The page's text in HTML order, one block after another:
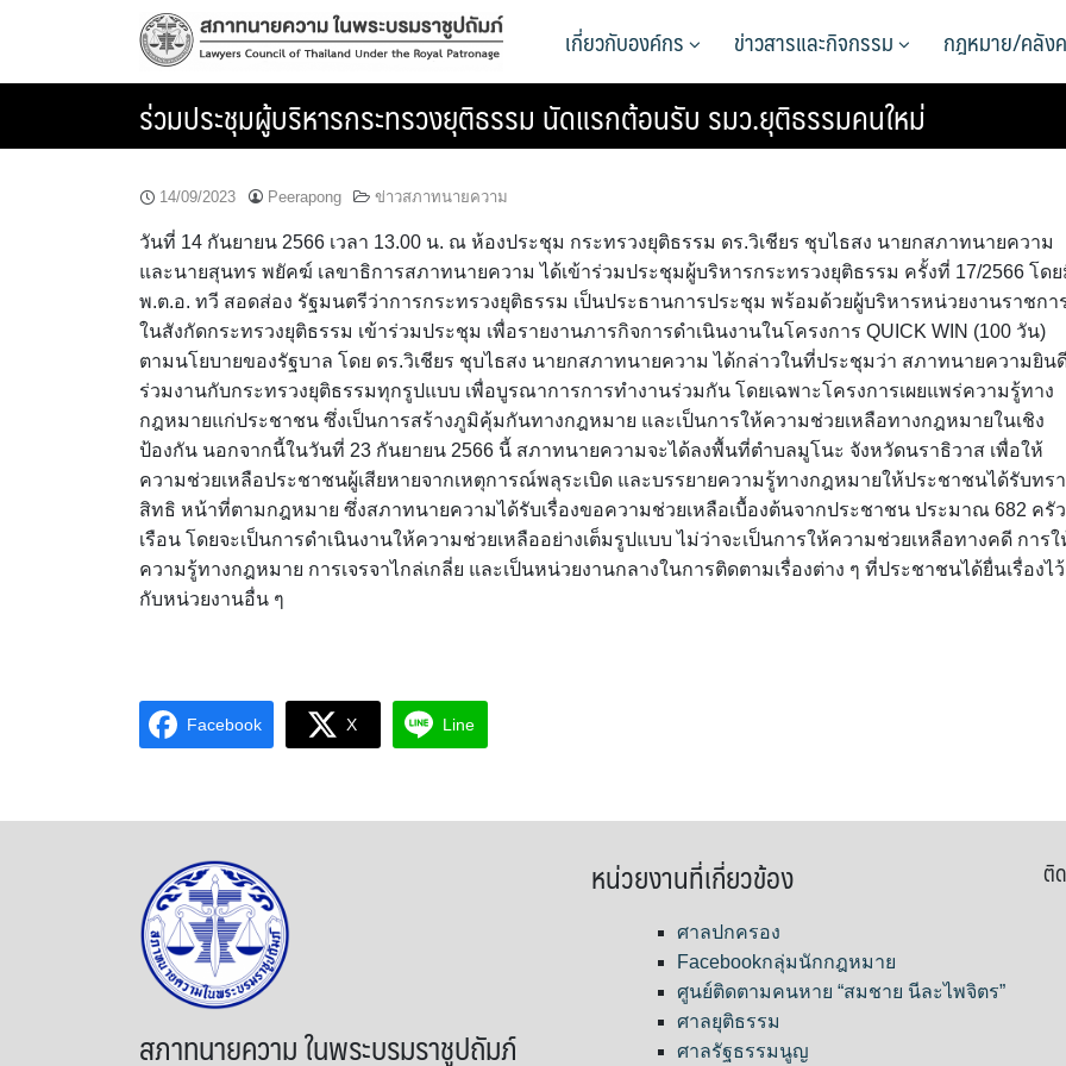
เกี่ยวกับองค์กร ข่าวสารและกิจกรรม กฎหมาย/คลัง
ร่วมประชุมผู้บริหารกระทรวงยุติธรรม นัดแรกต้อนรับ รมว.ยุติธรรมคนใหม่
14/09/2023 Peerapong ข่าวสภาทนายความ
วันที่ 14 กันยายน 2566 เวลา 13.00 น. ณ ห้องประชุม กระทรวงยุติธรรม ดร.วิเชียร ชุบไธสง นายกสภาทนายความ
และนายสุนทร พยัคฆ์ เลขาธิการสภาทนายความ ได้เข้าร่วมประชุมผู้บริหารกระทรวงยุติธรรม ครั้งที่ 17/2566 โด
พ.ต.อ. ทวี สอดส่อง รัฐมนตรีว่าการกระทรวงยุติธรรม เป็นประธานการประชุม พร้อมด้วยผู้บริหารหน่วยงานราชกา
ในสังกัดกระทรวงยุติธรรม เข้าร่วมประชุม เพื่อรายงานภารกิจการดำเนินงานในโครงการ QUICK WIN (100 วัน)
ตามนโยบายของรัฐบาล โดย ดร.วิเชียร ชุบไธสง นายกสภาทนายความ ได้กล่าวในที่ประชุมว่า สภาทนายความยิน
ร่วมงานกับกระทรวงยุติธรรมทุกรูปแบบ เพื่อบูรณาการการทำงานร่วมกัน โดยเฉพาะโครงการเผยแพร่ความรู้ทาง
กฎหมายแก่ประชาชน ซึ่งเป็นการสร้างภูมิคุ้มกันทางกฎหมาย และเป็นการให้ความช่วยเหลือทางกฎหมายในเชิง
ป้องกัน นอกจากนี้ในวันที่ 23 กันยายน 2566 นี้ สภาทนายความจะได้ลงพื้นที่ตำบลมูโนะ จังหวัดนราธิวาส เพื่อให้
ความช่วยเหลือประชาชนผู้เสียหายจากเหตุการณ์พลุระเบิด และบรรยายความรู้ทางกฎหมายให้ประชาชนได้รับทร
สิทธิ หน้าที่ตามกฎหมาย ซึ่งสภาทนายความได้รับเรื่องขอความช่วยเหลือเบื้องต้นจากประชาชน ประมาณ 682 ครัว
เรือน โดยจะเป็นการดำเนินงานให้ความช่วยเหลืออย่างเต็มรูปแบบ ไม่ว่าจะเป็นการให้ความช่วยเหลือทางคดี การใ
ความรู้ทางกฎหมาย การเจรจาไกล่เกลี่ย และเป็นหน่วยงานกลางในการติดตามเรื่องต่าง ๆ ที่ประชาชนได้ยื่นเรื่องไว้
กับหน่วยงานอื่น ๆ
Facebook X Line
สภาทนายความ ในพระบรมราชูปถัมภ์
หน่วยงานที่เกี่ยวข้อง
ศาลปกครอง
Facebookกลุ่มนักกฎหมาย
ศูนย์ติดตามคนหาย “สมชาย นีละไพจิตร”
ศาลยุติธรรม
ศาลรัฐธรรมนูญ
ติ